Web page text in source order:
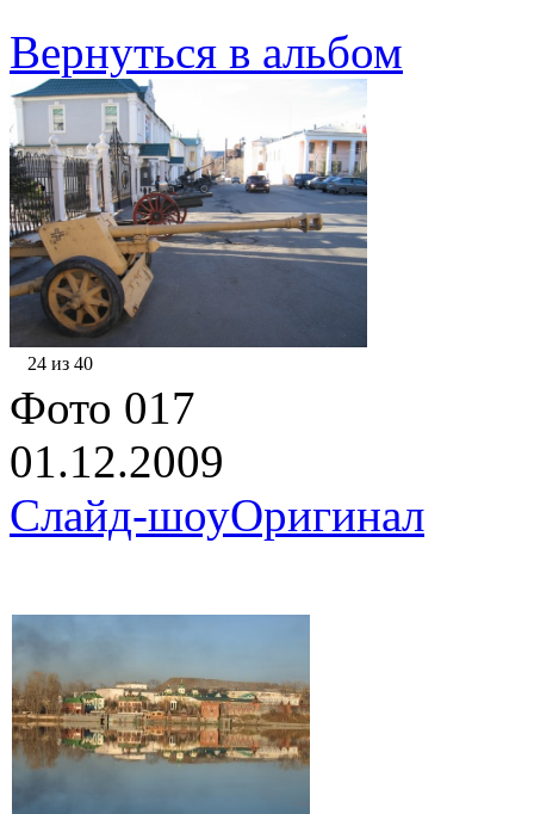
Вернуться в альбом
24 из 40
Фото 017
01.12.2009
Слайд-шоуОригинал